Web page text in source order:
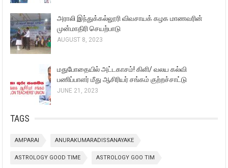
அராலி இந்துக்கல்லூரி விவசாயக் கழக மாணவரின்
முன்மாதிரி செயற்பாடு
AUGUST 8, 2023
மதுபோதையில் அட்டகாசம்! கிளி/ வலய கல்வி
பணிப்பாளர் மீது ஆசிரியர் சங்கம் குற்றச்சாட்டு
JUNE 21, 2023
TAGS
AMPARAI ANURAKUMARADISSANAYAKE
ASTROLOGY GOOD TIME ASTROLOGY GOO TIM